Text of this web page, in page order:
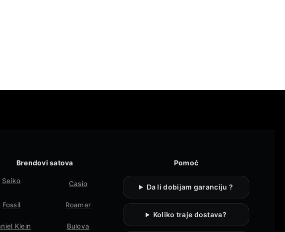
Brendovi satova
Seiko Casio
Fossil Roamer
Klein Bulova
Pomoć
Da li dobijam garanciju ?
Koliko traje dostava?